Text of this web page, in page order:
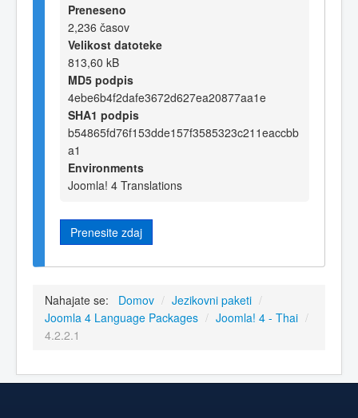
Preneseno
2,236 časov
Velikost datoteke
813,60 kB
MD5 podpis
4ebe6b4f2dafe3672d627ea20877aa1e
SHA1 podpis
b54865fd76f153dde157f3585323c211eaccbb
a1
Environments
Joomla! 4 Translations
Prenesite zdaj
Nahajate se: Domov / Jezikovni paketi /
Joomla 4 Language Packages / Joomla! 4 - Thai /
4.2.2.1